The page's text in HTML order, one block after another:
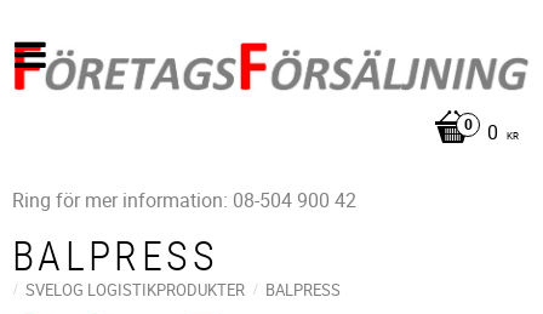
0 KR
Ring för mer information: 08-504 900 42
BALPRESS
SVELOG LOGISTIKPRODUKTER BALPRESS